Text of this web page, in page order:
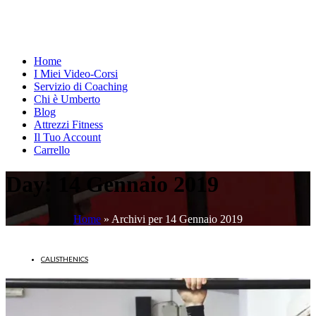
Home
I Miei Video-Corsi
Servizio di Coaching
Chi è Umberto
Blog
Attrezzi Fitness
Il Tuo Account
Carrello
Day: 14 Gennaio 2019
Home » Archivi per 14 Gennaio 2019
CALISTHENICS